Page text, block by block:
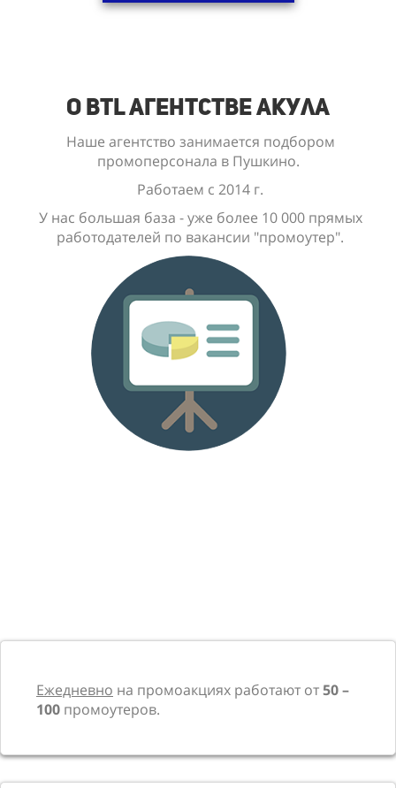
О BTL Агентстве Акула
Наше агентство занимается подбором
промоперсонала в Пушкино.
Работаем с 2014 г.
У нас большая база - уже более 10 000 прямых
работодателей по вакансии "промоутер".
Ежедневно на промоакциях работают от50 –
100 промоутеров.